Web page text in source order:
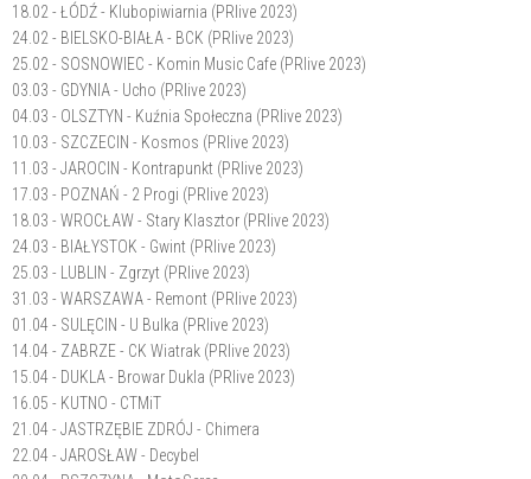
18.02 - ŁÓDŹ - Klubopiwiarnia (PRlive 2023)
24.02 - BIELSKO-BIAŁA - BCK (PRlive 2023)
25.02 - SOSNOWIEC - Komin Music Cafe (PRlive 2023)
03.03 - GDYNIA - Ucho (PRlive 2023)
04.03 - OLSZTYN - Kuźnia Społeczna (PRlive 2023)
10.03 - SZCZECIN - Kosmos (PRlive 2023)
11.03 - JAROCIN - Kontrapunkt (PRlive 2023)
17.03 - POZNAŃ - 2 Progi (PRlive 2023)
18.03 - WROCŁAW - Stary Klasztor (PRlive 2023)
24.03 - BIAŁYSTOK - Gwint (PRlive 2023)
25.03 - LUBLIN - Zgrzyt (PRlive 2023)
31.03 - WARSZAWA - Remont (PRlive 2023)
01.04 - SULĘCIN - U Bulka (PRlive 2023)
14.04 - ZABRZE - CK Wiatrak (PRlive 2023)
15.04 - DUKLA - Browar Dukla (PRlive 2023)
16.05 - KUTNO - CTMiT
21.04 - JASTRZĘBIE ZDRÓJ - Chimera
22.04 - JAROSŁAW - Decybel